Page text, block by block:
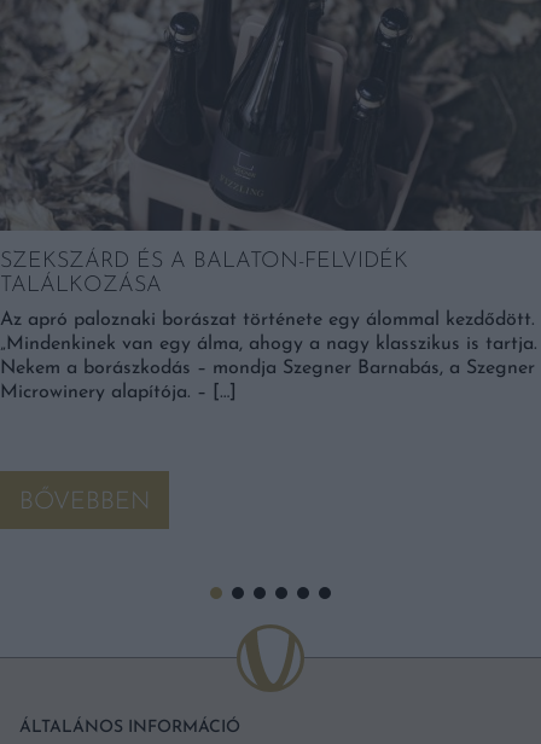
SZEKSZÁRD ÉS A BALATON-FELVIDÉK
TALÁLKOZÁSA
Az apró paloznaki borászat története egy álommal kezdődött.
„Mindenkinek van egy álma, ahogy a nagy klasszikus is tartja.
Nekem a borászkodás – mondja Szegner Barnabás, a Szegner
Microwinery alapítója. – […]
BŐVEBBEN
ÁLTALÁNOS INFORMÁCIÓ